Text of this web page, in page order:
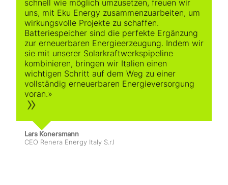
schnell wie möglich umzusetzen, freuen wir
uns, mit Eku Energy zusammenzuarbeiten, um
wirkungsvolle Projekte zu schaffen.
Batteriespeicher sind die perfekte Ergänzung
zur erneuerbaren Energie­erzeugung. Indem wir
sie mit unserer Solarkraftwerkspipeline
kombinieren, bringen wir Italien einen
wichtigen Schritt auf dem Weg zu einer
vollständig erneuerbaren Energieversorgung
voran.»
Lars Konersmann
CEO Renera Energy Italy S.r.l